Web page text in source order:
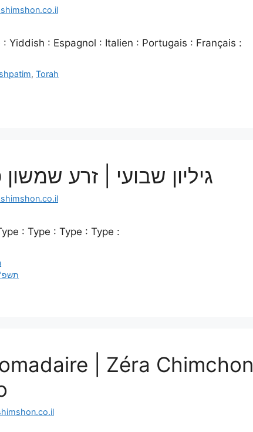
Yiddish : Espagnol : Italien : Portugais : Français :
,Torah
גיליון שבועי | זרע
: Type : Type : Type :
| Zéra Chimchon